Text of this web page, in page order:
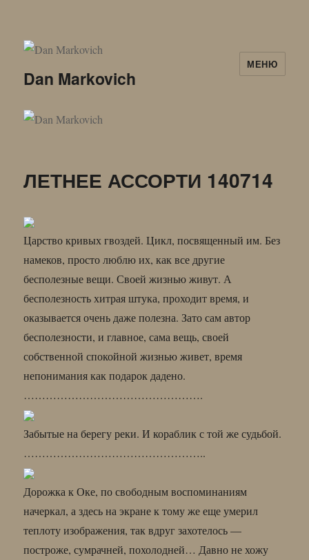
Dan Markovich
МЕНЮ
ЛЕТНЕЕ АССОРТИ 140714
Царство кривых гвоздей. Цикл, посвященный им. Без
намеков, просто люблю их, как все другие
бесполезные вещи. Своей жизнью живут. А
бесполезность хитрая штука, проходит время, и
оказывается очень даже полезна. Зато сам автор
бесполезности, и главное, сама вещь, своей
собственной спокойной жизнью живет, время
непонимания как подарок дадено.
………………………………………….
Забытые на берегу реки. И кораблик с той же судьбой.
…………………………………………..
Дорожка к Оке, по свободным воспоминаниям
начеркал, а здесь на экране к тому же еще умерил
теплоту изображения, так вдруг захотелось —
построже, сумрачней, похолодней… Давно не хожу